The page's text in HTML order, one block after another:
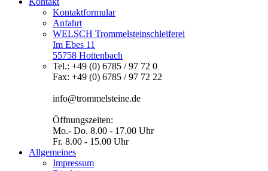
Kontaktformular
Anfahrt
WELSCH Trommelsteinschleiferei
Im Ebes 11
55758 Hottenbach
Tel.: +49 (0) 6785 / 97 72 0
Fax: +49 (0) 6785 / 97 72 22
info@trommelsteine.de
Öffnungszeiten:
Mo.- Do. 8.00 - 17.00 Uhr
Fr. 8.00 - 15.00 Uhr
Allgemeines
Impressum